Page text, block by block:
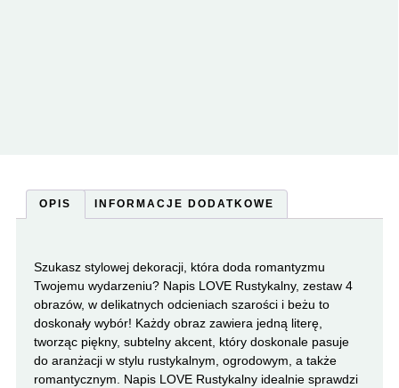
OPIS INFORMACJE DODATKOWE
Szukasz stylowej dekoracji, która doda romantyzmu
Twojemu wydarzeniu? Napis LOVE Rustykalny, zestaw 4
obrazów, w delikatnych odcieniach szarości i beżu to
doskonały wybór! Każdy obraz zawiera jedną literę,
tworząc piękny, subtelny akcent, który doskonale pasuje
do aranżacji w stylu rustykalnym, ogrodowym, a także
romantycznym. Napis LOVE Rustykalny idealnie sprawdzi